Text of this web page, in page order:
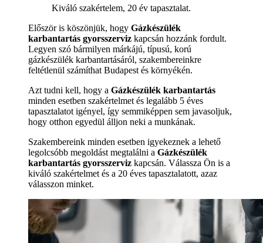
Kiváló szakértelem, 20 év tapasztalat.
Először is köszönjük, hogy Gázkészülék
karbantartás gyorsszerviz kapcsán hozzánk fordult.
Legyen szó bármilyen márkájú, típusú, korú
gázkészülék karbantartásáról, szakembereinkre
feltétlenül számíthat Budapest és környékén.
Azt tudni kell, hogy a Gázkészülék karbantartás
minden esetben szakértelmet és legalább 5 éves
tapasztalatot igényel, így semmiképpen sem javasoljuk,
hogy otthon egyedül álljon neki a munkának.
Szakembereink minden esetben igyekeznek a lehető
legolcsóbb megoldást megtalálni a Gázkészülék
karbantartás gyorsszerviz kapcsán. Válassza Ön is a
kiváló szakértelmet és a 20 éves tapasztalatott, azaz
válasszon minket.